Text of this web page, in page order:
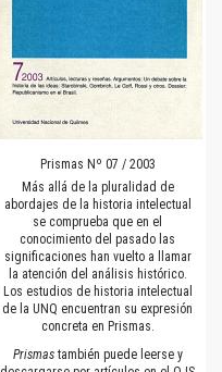
Prismas Nº 07 / 2003
Más allá de la pluralidad de
abordajes de la historia intelectual
se comprueba que en el
conocimiento del pasado las
significaciones han vuelto a llamar
la atención del análisis histórico.
Los estudios de historia intelectual
de la UNQ encuentran su expresión
concreta en Prismas.
Prismas también puede leerse y